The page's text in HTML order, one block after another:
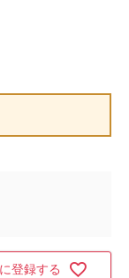
登録する